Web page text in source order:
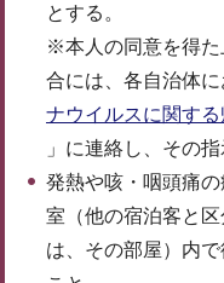
とする。
※本人の同意を得た
合には、各自治体
ナウイルスに関す
」に連絡し、その
発熱や咳・咽頭痛
室（他の宿泊客と
は、その部屋）内